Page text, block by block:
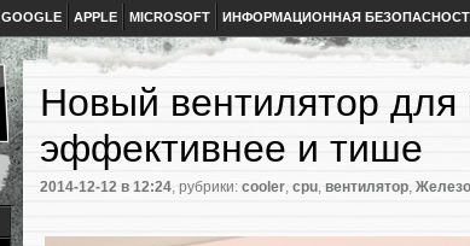
GOOGLE APPLE MICROSOFT ИНФОРМАЦИОННАЯ
Новый вентилятор для
эффективнее и тише
2014-12-12 в 12:24, рубрики: cooler, cpu, вентилятор, Железо